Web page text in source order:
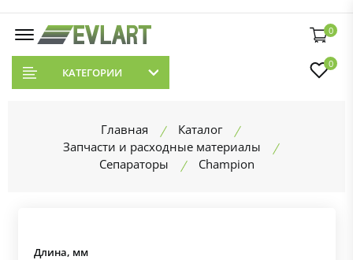
0
КАТЕГОРИИ
0
Главная
Каталог
Запчасти и расходные материалы
Сепараторы
Champion
Длина, мм